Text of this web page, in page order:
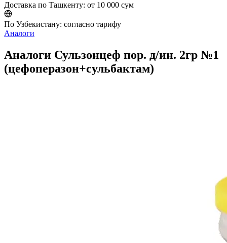
Доставка по Ташкенту: от 10 000 сум
По Узбекистану: согласно тарифу
Аналоги
Аналоги Сульзонцеф пор. д/ин. 2гр №1
(цефоперазон+сульбактам)